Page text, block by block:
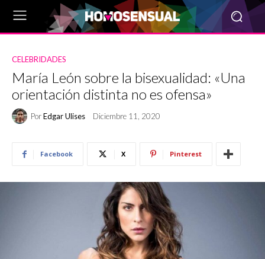
CELEBRIDADES
María León sobre la bisexualidad: «Una
orientación distinta no es ofensa»
PorEdgar Ulises Diciembre 11, 2020
Facebook X Pinterest